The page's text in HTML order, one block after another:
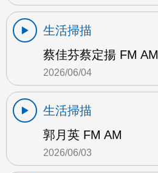
生活掃描
蔡佳芬蔡定揚 FM AM
2026/06/04
生活掃描
郭月英 FM AM
2026/06/03